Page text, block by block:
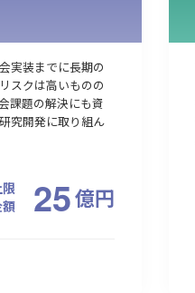
実装までに長期の
スクは高いものの
課題の解決にも資
究開発に取り組ん
25億円